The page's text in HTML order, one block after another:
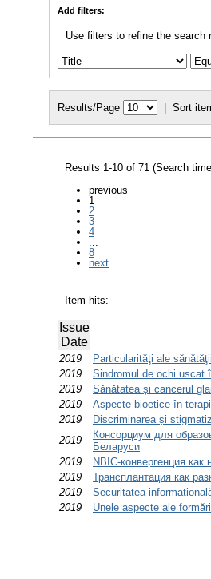
Add filters:
Use filters to refine the search
Results/Page | Sort
Results 1-10 of 71 (Search
previous
1
2
3
4
8
next
Item hits:
Issue
Date
2019
Particularităţi ale
2019
Sindromul de ochi uscat
2019
Sănătatea și cancerul
2019
Aspecte bioetice în
2019
Discriminarea și
2019
Консорциум для
Беларуси
2019
NBIC-конвергенция как
2019
Трансплантация как
2019
Securitatea
2019
Unele aspecte ale